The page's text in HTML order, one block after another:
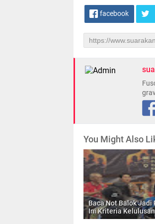
facebook
You Might Also
Baca Not Balok Jadi
Ini Kriteria